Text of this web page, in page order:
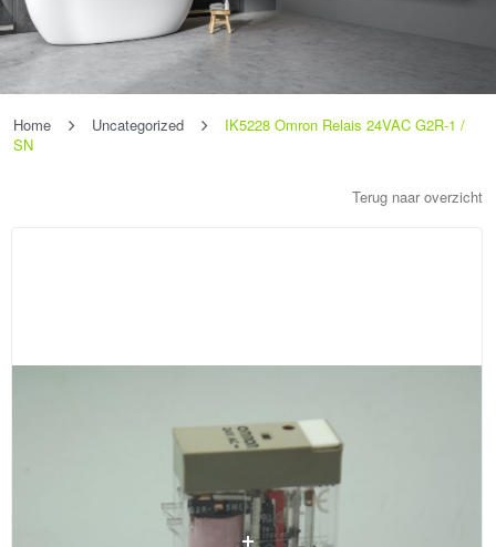
Home Uncategorized
IK5228 Omron Relais 24VAC G2R-1 /
SN
Terug naar overzicht